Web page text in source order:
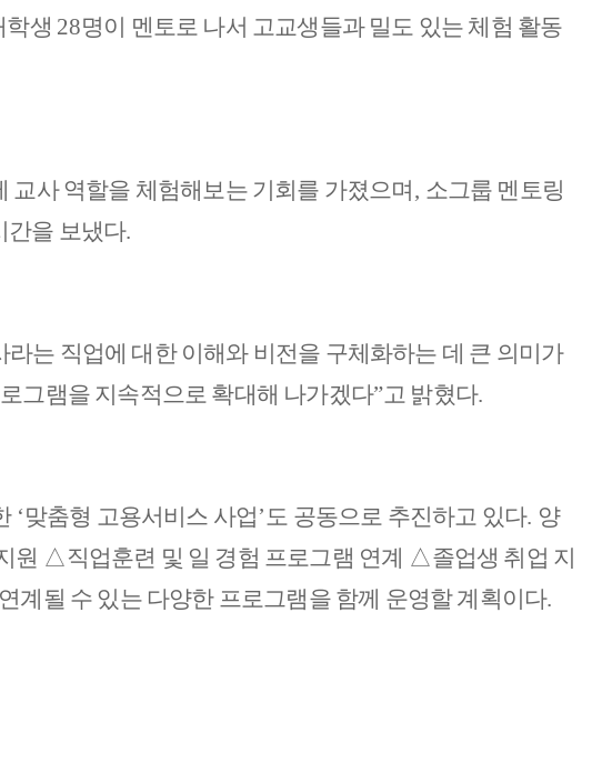
학생 28명이 멘토로 나서 고교생들과 밀도 있는 체험 활동
교사 역할을 체험해보는 기회를 가졌으며 , 소그룹 멘토링
간을 보냈다.
는 직업에 대한 이해와 비전을 구체화하는 데 큰 의미가
그램을 지속적으로 확대해 나가겠다”고 밝혔다.
‘맞춤형 고용서비스 사업’ 도 공동으로 추진하고 있다. 양
원 △직업훈련 및 일 경험 프로그램 연계 △졸업생 취업 지
계될 수 있는 다양한 프로그램을 함께 운영할 계획이다.